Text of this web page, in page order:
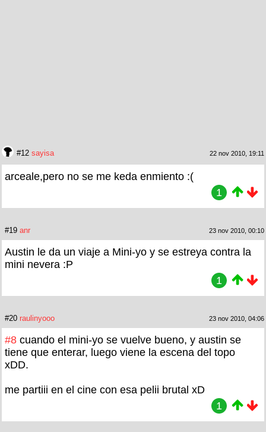
#12 sayisa 22 nov 2010, 19:11
arceale,pero no se me keda enmiento :(
1
#19 anr 23 nov 2010, 00:10
Austin le da un viaje a Mini-yo y se estreya contra la
mini nevera :P
1
#20 raulinyooo 23 nov 2010, 04:06
#8 cuando el mini-yo se vuelve bueno, y austin se
tiene que enterar, luego viene la escena del topo
xDD.
me partiii en el cine con esa pelii brutal xD
1